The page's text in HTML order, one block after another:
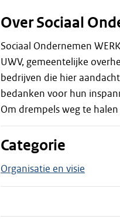
Over Sociaal
Sociaal Ondernemen
UWV, gemeentelijke
bedrijven die hier
bedanken voor hun
Om drempels weg te
Categorie
Organisatie en visie